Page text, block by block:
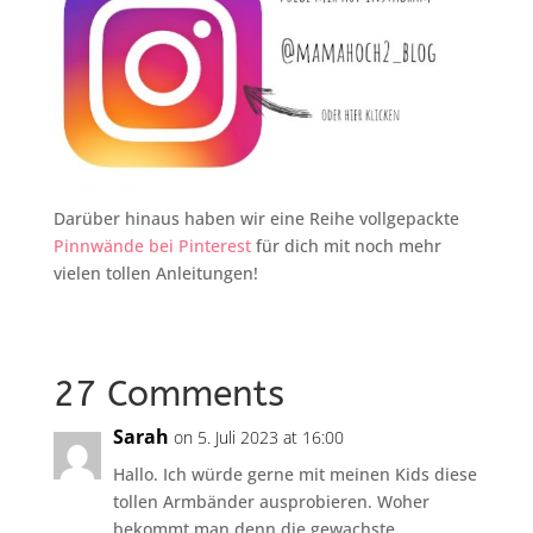
Darüber hinaus haben wir eine Reihe vollgepackte
Pinnwände bei Pinterestfür dich mit noch mehr
vielen tollen Anleitungen!
27 Comments
Sarah on 5. Juli 2023 at 16:00
Hallo. Ich würde gerne mit meinen Kids diese
tollen Armbänder ausprobieren. Woher